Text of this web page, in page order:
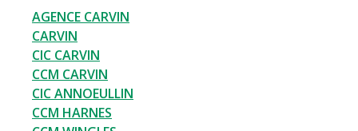
AGENCE CARVIN
CARVIN
CIC CARVIN
CCM CARVIN
CIC ANNOEULLIN
CCM HARNES